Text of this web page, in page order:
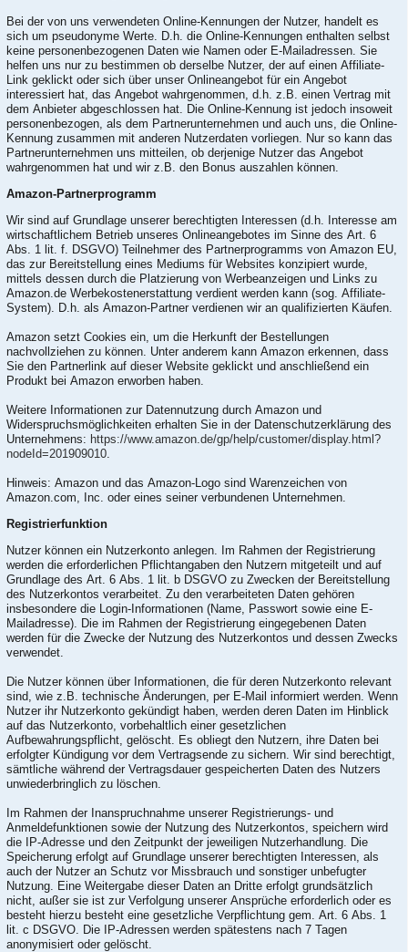
Bei der von uns verwendeten Online-Kennungen der Nutzer, handelt es
sich um pseudonyme Werte. D.h. die Online-Kennungen enthalten selbst
keine personenbezogenen Daten wie Namen oder E-Mailadressen. Sie
helfen uns nur zu bestimmen ob derselbe Nutzer, der auf einen Affiliate-
Link geklickt oder sich über unser Onlineangebot für ein Angebot
interessiert hat, das Angebot wahrgenommen, d.h. z.B. einen Vertrag mit
dem Anbieter abgeschlossen hat. Die Online-Kennung ist jedoch insoweit
personenbezogen, als dem Partnerunternehmen und auch uns, die Online-
Kennung zusammen mit anderen Nutzerdaten vorliegen. Nur so kann das
Partnerunternehmen uns mitteilen, ob derjenige Nutzer das Angebot
wahrgenommen hat und wir z.B. den Bonus auszahlen können.
Amazon-Partnerprogramm
Wir sind auf Grundlage unserer berechtigten Interessen (d.h. Interesse am
wirtschaftlichem Betrieb unseres Onlineangebotes im Sinne des Art. 6
Abs. 1 lit. f. DSGVO) Teilnehmer des Partnerprogramms von Amazon EU,
das zur Bereitstellung eines Mediums für Websites konzipiert wurde,
mittels dessen durch die Platzierung von Werbeanzeigen und Links zu
Amazon.de Werbekostenerstattung verdient werden kann (sog. Affiliate-
System). D.h. als Amazon-Partner verdienen wir an qualifizierten Käufen.
Amazon setzt Cookies ein, um die Herkunft der Bestellungen
nachvollziehen zu können. Unter anderem kann Amazon erkennen, dass
Sie den Partnerlink auf dieser Website geklickt und anschließend ein
Produkt bei Amazon erworben haben.
Weitere Informationen zur Datennutzung durch Amazon und
Widerspruchsmöglichkeiten erhalten Sie in der Datenschutzerklärung des
Unternehmens: https://www.amazon.de/gp/help/customer/display.html?
nodeId=201909010
Hinweis: Amazon und das Amazon-Logo sind Warenzeichen von
Amazon.com, Inc. oder eines seiner verbundenen Unternehmen.
Registrierfunktion
Nutzer können ein Nutzerkonto anlegen. Im Rahmen der Registrierung
werden die erforderlichen Pflichtangaben den Nutzern mitgeteilt und auf
Grundlage des Art. 6 Abs. 1 lit. b DSGVO zu Zwecken der Bereitstellung
des Nutzerkontos verarbeitet. Zu den verarbeiteten Daten gehören
insbesondere die Login-Informationen (Name, Passwort sowie eine E-
Mailadresse). Die im Rahmen der Registrierung eingegebenen Daten
werden für die Zwecke der Nutzung des Nutzerkontos und dessen Zwecks
verwendet.
Die Nutzer können über Informationen, die für deren Nutzerkonto relevant
sind, wie z.B. technische Änderungen, per E-Mail informiert werden. Wenn
Nutzer ihr Nutzerkonto gekündigt haben, werden deren Daten im Hinblick
auf das Nutzerkonto, vorbehaltlich einer gesetzlichen
Aufbewahrungspflicht, gelöscht. Es obliegt den Nutzern, ihre Daten bei
erfolgter Kündigung vor dem Vertragsende zu sichern. Wir sind berechtigt,
sämtliche während der Vertragsdauer gespeicherten Daten des Nutzers
unwiederbringlich zu löschen.
Im Rahmen der Inanspruchnahme unserer Registrierungs- und
Anmeldefunktionen sowie der Nutzung des Nutzerkontos, speichern wird
die IP-Adresse und den Zeitpunkt der jeweiligen Nutzerhandlung. Die
Speicherung erfolgt auf Grundlage unserer berechtigten Interessen, als
auch der Nutzer an Schutz vor Missbrauch und sonstiger unbefugter
Nutzung. Eine Weitergabe dieser Daten an Dritte erfolgt grundsätzlich
nicht, außer sie ist zur Verfolgung unserer Ansprüche erforderlich oder es
besteht hierzu besteht eine gesetzliche Verpflichtung gem. Art. 6 Abs. 1
lit. c DSGVO. Die IP-Adressen werden spätestens nach 7 Tagen
anonymisiert oder gelöscht.